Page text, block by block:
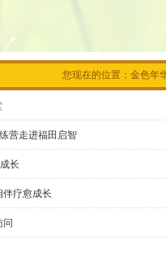
营走进福田启智
长
疗愈成长
您现在的位置： 金色年